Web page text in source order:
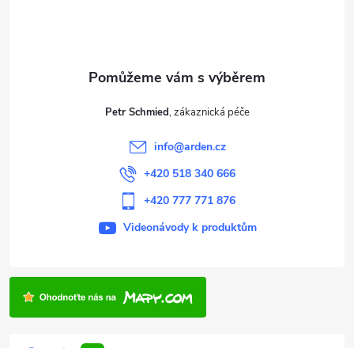
Petr Schmied
info@arden.cz
+420 518 340 666
+420 777 771 876
Videonávody k produktům